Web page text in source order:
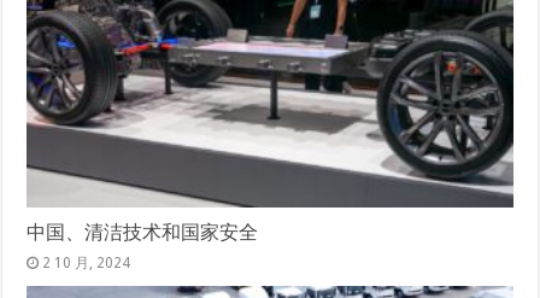
中国、清洁技术和国家安全
2 10 月, 2024